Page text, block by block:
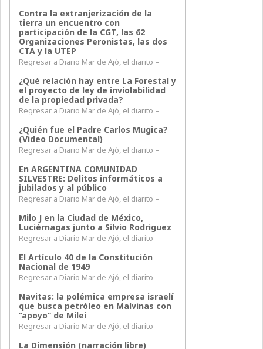
Contra la extranjerización de la
tierra un encuentro con
participación de la CGT, las 62
Organizaciones Peronistas, las dos
CTA y la UTEP
Regresar a Diario Mar de Ajó, el diarito –
¿Qué relación hay entre La Forestal y
el proyecto de ley de inviolabilidad
de la propiedad privada?
Regresar a Diario Mar de Ajó, el diarito –
¿Quién fue el Padre Carlos Mugica?
(Video Documental)
Regresar a Diario Mar de Ajó, el diarito –
En ARGENTINA COMUNIDAD
SILVESTRE: Delitos informáticos a
jubilados y al público
Regresar a Diario Mar de Ajó, el diarito –
Milo J en la Ciudad de México,
Luciérnagas junto a Silvio Rodriguez
Regresar a Diario Mar de Ajó, el diarito –
El Artículo 40 de la Constitución
Nacional de 1949
Regresar a Diario Mar de Ajó, el diarito –
Navitas: la polémica empresa israelí
que busca petróleo en Malvinas con
“apoyo” de Milei
Regresar a Diario Mar de Ajó, el diarito –
La Dimensión (narración libre)